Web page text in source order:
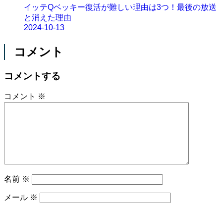
イッテQベッキー復活が難しい理由は3つ！最後の放送
と消えた理由
2024-10-13
コメント
コメントする
コメント ※
名前 ※
メール ※